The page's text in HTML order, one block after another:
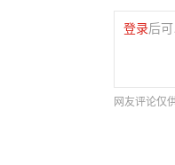
登录后
网友评论仅